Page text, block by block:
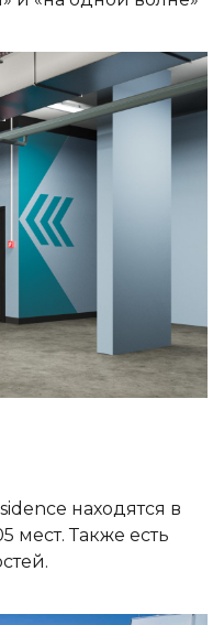
находятся в
мест. Также есть